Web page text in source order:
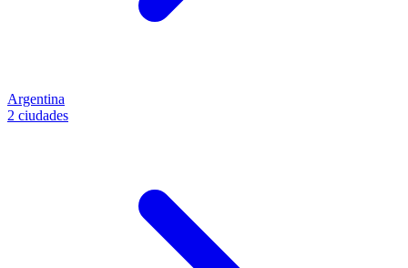
Argentina
2 ciudades